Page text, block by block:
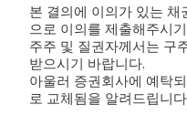
본 결의에 이의가 있는 채
으로 이의를 제출해주시
주주 및 질권자께서는 구
받으시기 바랍니다.
아울러 증권회사에 예탁
로 교체됨을 알려드립니다